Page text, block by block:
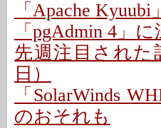
「Apache
「pgAdmin 4」
先週注目された
日）
「SolarWinds
のおそれも